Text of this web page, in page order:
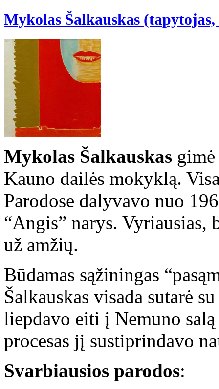
Mykolas Šalkauskas (tapytojas,
Mykolas Šalkauskas
Kauno dailės mokyklą.
Parodose dalyvavo nuo
“Angis” narys. Vyriausias,
už amžių.
Būdamas sąžiningas
Šalkauskas visada sutarė
liepdavo eiti į Nemuno
procesas jį sustiprindavo
Svarbiausios parodos: